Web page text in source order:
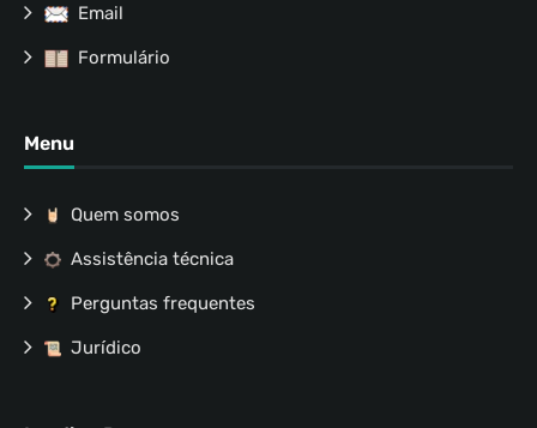
Email
Formulário
Menu
Quem somos
Assistência técnica
Perguntas frequentes
Jurídico